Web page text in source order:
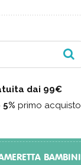
dai 99€
primo acquisto
BAMBINI